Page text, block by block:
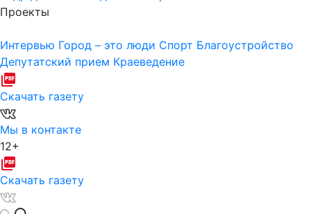
Проекты
Интервью Город – это люди Спорт Благоустройство
Депутатский прием Краеведение
Скачать газету
Мы в контакте
12+
Скачать газету